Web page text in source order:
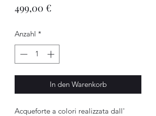
499,00 €
Anzahl *
In den Warenkorb
Acqueforte a colori realizzata dall'